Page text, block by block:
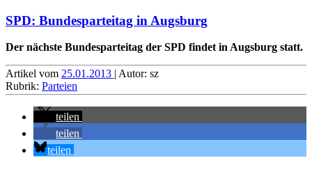
SPD: Bundesparteitag in Augsburg
Der nächste Bundesparteitag der SPD findet in Augsburg statt.
Artikel vom 25.01.2013 | Autor: sz
Rubrik: Parteien
teilen
teilen
teilen